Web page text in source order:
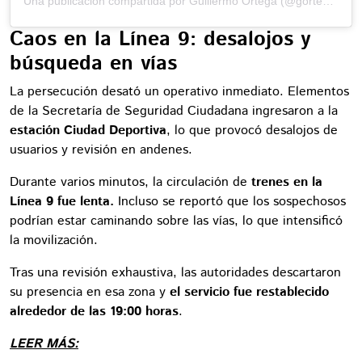
Caos en la Línea 9: desalojos y
búsqueda en vías
La persecución desató un operativo inmediato. Elementos
de la Secretaría de Seguridad Ciudadana ingresaron a la
estación Ciudad Deportiva, lo que provocó desalojos de
usuarios y revisión en andenes.
Durante varios minutos, la circulación de trenes en la
Línea 9 fue lenta. Incluso se reportó que los sospechosos
podrían estar caminando sobre las vías, lo que intensificó
la movilización.
Tras una revisión exhaustiva, las autoridades descartaron
su presencia en esa zona y el servicio fue restablecido
alrededor de las 19:00 horas.
LEER MÁS: